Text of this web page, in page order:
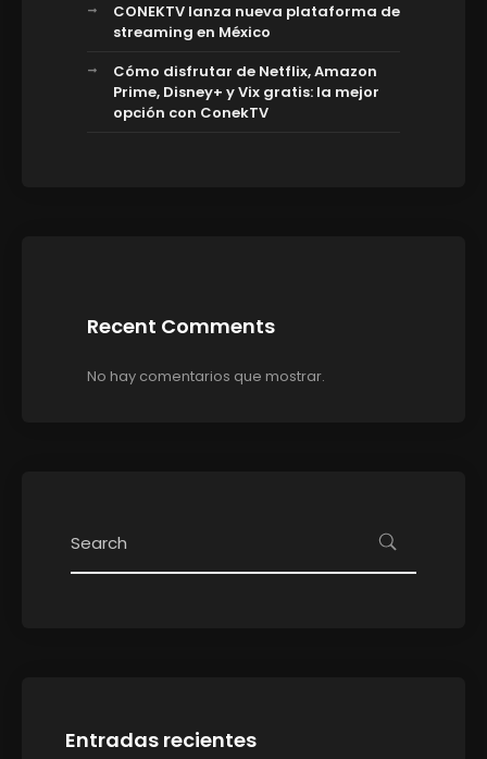
CONEKTV lanza nueva plataforma de
streaming en México
Cómo disfrutar de Netflix, Amazon
Prime, Disney+ y Vix gratis: la mejor
opción con ConekTV
Recent Comments
No hay comentarios que mostrar.
Entradas recientes